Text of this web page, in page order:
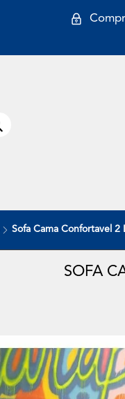
Sofa Cama Confortavel 2
SOFA